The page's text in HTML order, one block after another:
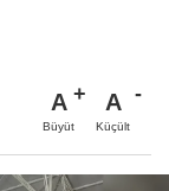
A
Büyüt
A
Küçült